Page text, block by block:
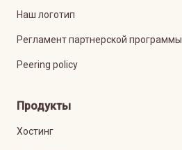
Наш логотип
Регламент партнерской программы
Peering policy
Продукты
Хостинг